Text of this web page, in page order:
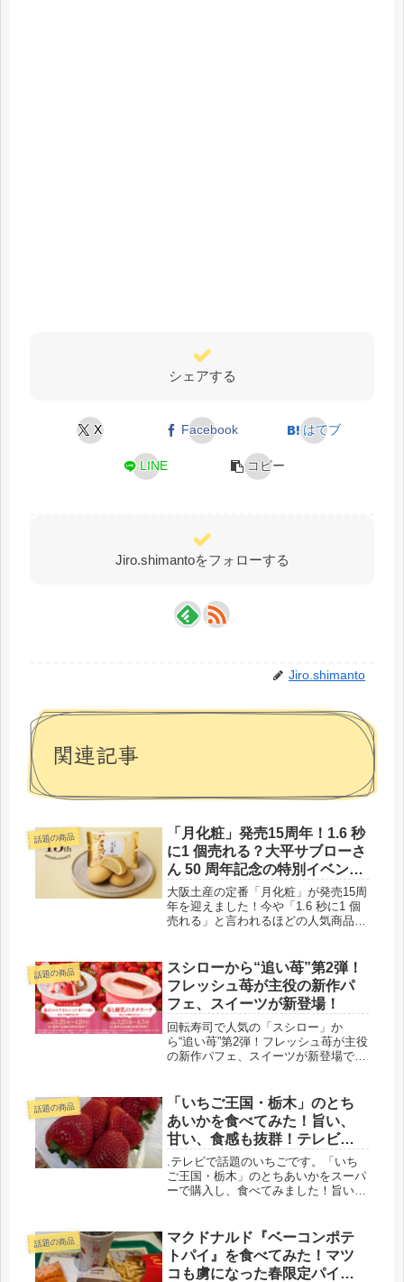
シェアする
X Facebook はてブ
LINE コピー
Jiro.shimantoをフォローする
Jiro.shimanto
関連記事
話題の商品
「月化粧」発売15周年！1.6 秒
に1 個売れる？大平サブローさ
ん 50 周年記念の特別イベント
も
大阪土産の定番「月化粧」が発売15周
年を迎えました！今や「1.6 秒に1 個
売れる」と言われるほどの人気商品で
念と併せ特別イベントも開催されまし
た！
話題の商品
スシローから“追い苺”第2弾！
フレッシュ苺が主役の新作パ
フェ、スイーツが新登場！
回転寿司で人気の「スシロー」か
ら“追い苺”第2弾！フレッシュ苺が主役
の新作パフェ、スイーツが新登場で
ラーナの2種類。まとめてご紹介で
す。
話題の商品
「いちご王国・栃木」のとち
あいかを食べてみた！旨い、
甘い、食感も抜群！テレビで
話題
.テレビで話題のいちごです。「いち
ご王国・栃木」のとちあいかをスーパ
ーで購入し、食べてみました！旨い、
ました。
話題の商品
マクドナルド『ベーコンポテ
トパイ』を食べてみた！マツ
コも虜になった春限定パイを